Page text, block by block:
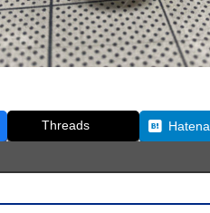
Threads Hatena